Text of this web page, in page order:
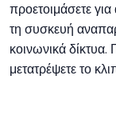
προετοιμάσετε
τη συσκευή
κοινωνικά δίκτυα.
μετατρέψετε το